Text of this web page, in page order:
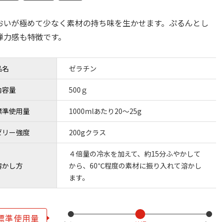
いが極めて少なく素材の持ち味を生かせます。ぷるんとし
力感も特徴です。
名 ゼラチン
容量 500ｇ
準使用量 1000mlあたり20～25g
リー強度 200gクラス
かし方
４倍量の冷水を加えて、約15分ふやかして
から、60℃程度の素材に振り入れて溶かし
ます。